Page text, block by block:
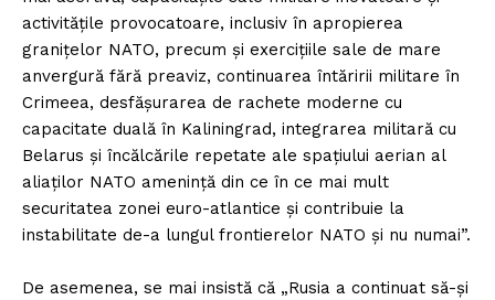
activităţile provocatoare, inclusiv în apropierea
graniţelor NATO, precum şi exerciţiile sale de mare
anvergură fără preaviz, continuarea întăririi militare în
Crimeea, desfăşurarea de rachete moderne cu
capacitate duală în Kaliningrad, integrarea militară cu
Belarus şi încălcările repetate ale spaţiului aerian al
aliaţilor NATO ameninţă din ce în ce mai mult
securitatea zonei euro-atlantice şi contribuie la
instabilitate de-a lungul frontierelor NATO şi nu numai”.
De asemenea, se mai insistă că „Rusia a continuat să-şi